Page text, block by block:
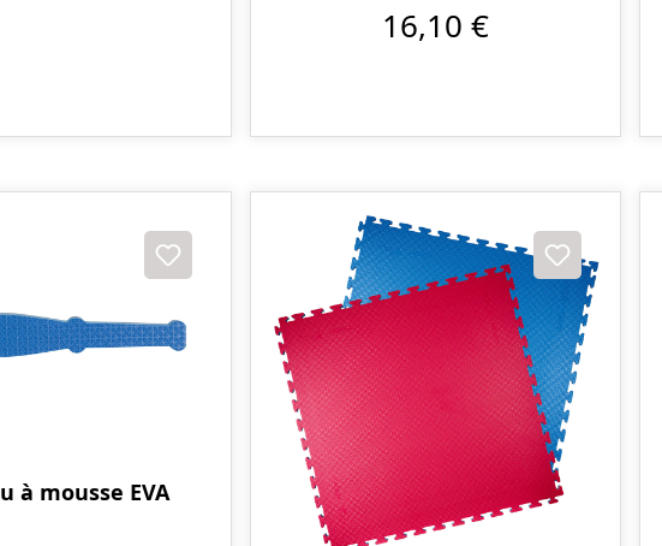
16,10 €
à mousse EVA